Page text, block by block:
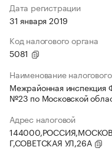
Дата регистрации
31 января 2019
Код налогового органа
5081
Наименование
Межрайонная инспекция
№23 по Московской
Адрес налоговой
Г,СОВЕТСКАЯ УЛ,26А